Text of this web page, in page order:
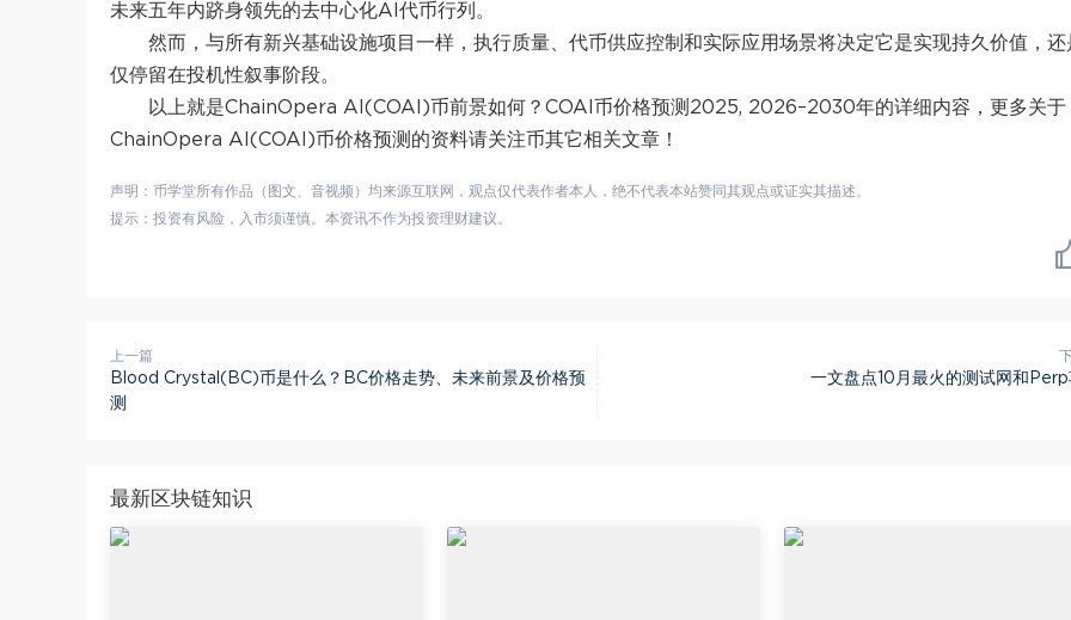
未来五年内跻身领先的去中心化AI代币行列。
然而，与所有新兴基础设施项目一样，执行质量、代币供应控制和实际应用场景将决定它是实现持久价值，还
仅停留在投机性叙事阶段。
以上就是ChainOpera AI(COAI)币前景如何？COAI币价格预测2025, 2026–2030年的详细内容，更多关于
ChainOpera AI(COAI)币价格预测的资料请关注币其它相关文章！
声明：币学堂所有作品（图文、音视频）均来源互联网，观点仅代表作者本人，绝不代表本站赞同其观点或证实其描述。
提示：投资有风险，入市须谨慎。本资讯不作为投资理财建议。
上一篇
Blood Crystal(BC)币是什么？BC价格走势、未来前景及价格预
测
一文盘点10月最火的测试网和
最新区块链知识